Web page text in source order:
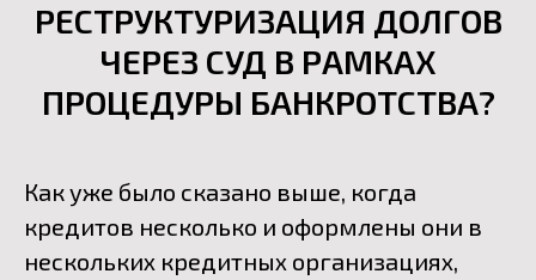
РЕСТРУКТУРИЗАЦИЯ ДОЛГОВ
ЧЕРЕЗ СУД В РАМКАХ
ПРОЦЕДУРЫ БАНКРОТСТВА?
Как уже было сказано выше, когда
кредитов несколько и оформлены они в
нескольких кредитных организациях,